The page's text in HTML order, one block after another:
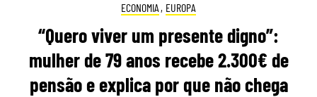
ECONOMIA , EUROPA
“Quero viver um presente digno”:
mulher de 79 anos recebe 2.300€ de
pensão e explica por que não chega